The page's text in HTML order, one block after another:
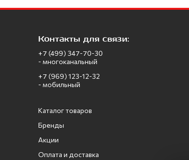
Контакты для связи:
+7 (499) 347-70-30
- многоканальный
+7 (969) 123-12-32
- мобильный
Каталог товаров
Бренды
Акции
Оплата и доставка